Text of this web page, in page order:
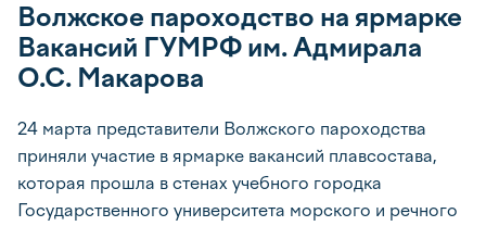
Волжское пароходство на ярмарке
Вакансий ГУМРФ им. Адмирала
О.С. Макарова
24 марта представители Волжского пароходства
приняли участие в ярмарке вакансий плавсостава,
которая прошла в стенах учебного городка
Государственного университета морского и речного